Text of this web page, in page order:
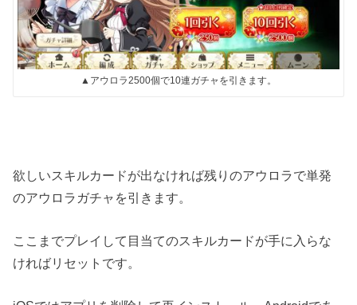
▲アウロラ2500個で10連ガチャを引きます。
欲しいスキルカードが出なければ残りのアウロラで単発
のアウロラガチャを引きます。
ここまでプレイして目当てのスキルカードが手に入らな
ければリセットです。